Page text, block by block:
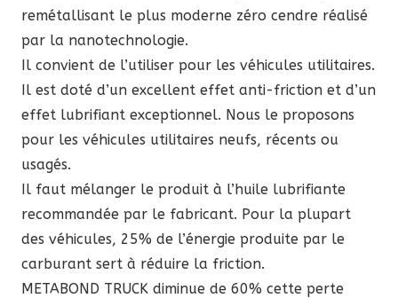
remétallisant le plus moderne zéro cendre réalisé
par la nanotechnologie.
Il convient de l’utiliser pour les véhicules utilitaires.
Il est doté d’un excellent effet anti-friction et d’un
effet lubrifiant exceptionnel. Nous le proposons
pour les véhicules utilitaires neufs, récents ou
usagés.
Il faut mélanger le produit à l’huile lubrifiante
recommandée par le fabricant. Pour la plupart
des véhicules, 25% de l’énergie produite par le
carburant sert à réduire la friction.
METABOND TRUCK diminue de 60% cette perte